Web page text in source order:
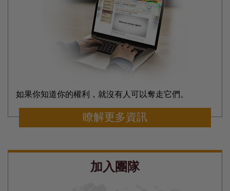
如果你知道你的權利，就沒有人可以奪走它們。
瞭解更多資訊
加入團隊